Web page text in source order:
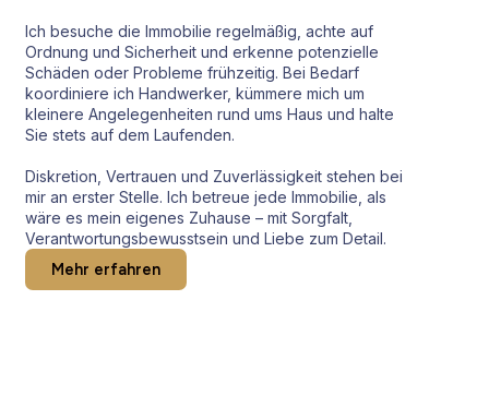
Ich besuche die Immobilie regelmäßig, achte auf
Ordnung und Sicherheit und erkenne potenzielle
Schäden oder Probleme frühzeitig. Bei Bedarf
koordiniere ich Handwerker, kümmere mich um
kleinere Angelegenheiten rund ums Haus und halte
Sie stets auf dem Laufenden.
Diskretion, Vertrauen und Zuverlässigkeit stehen bei
mir an erster Stelle. Ich betreue jede Immobilie, als
wäre es mein eigenes Zuhause – mit Sorgfalt,
Verantwortungsbewusstsein und Liebe zum Detail.
Mehr erfahren